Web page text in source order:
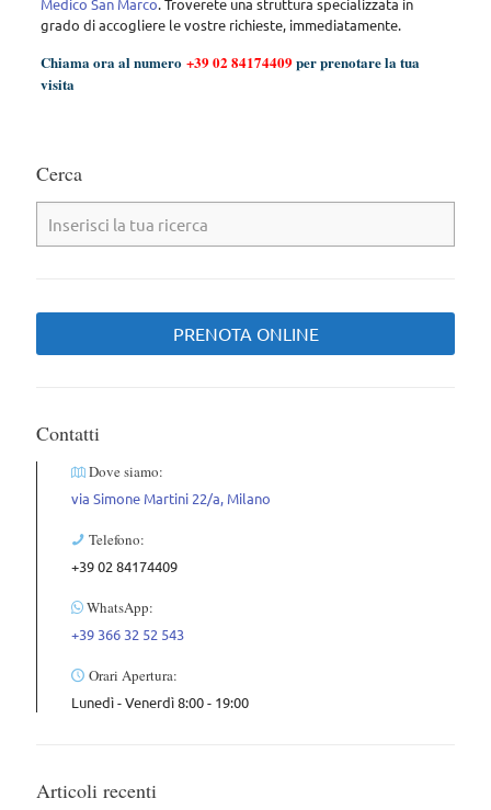
Medico San Marco. Troverete una struttura specializzata in
grado di accogliere le vostre richieste, immediatamente.
Chiama ora al numero +39 02 84174409per prenotare la tua
visita
Cerca
PRENOTA ONLINE
Contatti
Dove siamo:
via Simone Martini 22/a, Milano
Telefono:
+39 02 84174409
WhatsApp:
+39 366 32 52 543
Orari Apertura:
Lunedì - Venerdì 8:00 - 19:00
Articoli recenti